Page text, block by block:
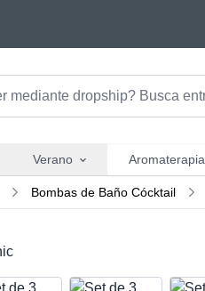
Verano Aromaterapia
Bombas de Baño Cócktail